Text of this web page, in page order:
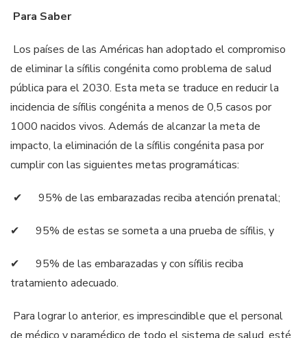
Para Saber
Los países de las Américas han adoptado el compromiso
de eliminar la sífilis congénita como problema de salud
pública para el 2030. Esta meta se traduce en reducir la
incidencia de sífilis congénita a menos de 0,5 casos por
1000 nacidos vivos. Además de alcanzar la meta de
impacto, la eliminación de la sífilis congénita pasa por
cumplir con las siguientes metas programáticas:
✔ 95% de las embarazadas reciba atención prenatal;
✔ 95% de estas se someta a una prueba de sífilis, y
✔ 95% de las embarazadas y con sífilis reciba
tratamiento adecuado.
Para lograr lo anterior, es imprescindible que el personal